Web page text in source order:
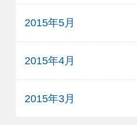
2015年5月
2015年4月
2015年3月